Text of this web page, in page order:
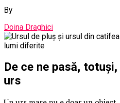
By
Doina Draghici
De ce ne pasă,
urs